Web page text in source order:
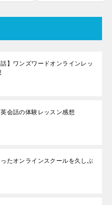
話】ワンズワードオンラインレッ
会話の体験レッスン感想
たオンラインスクールを久しぶ